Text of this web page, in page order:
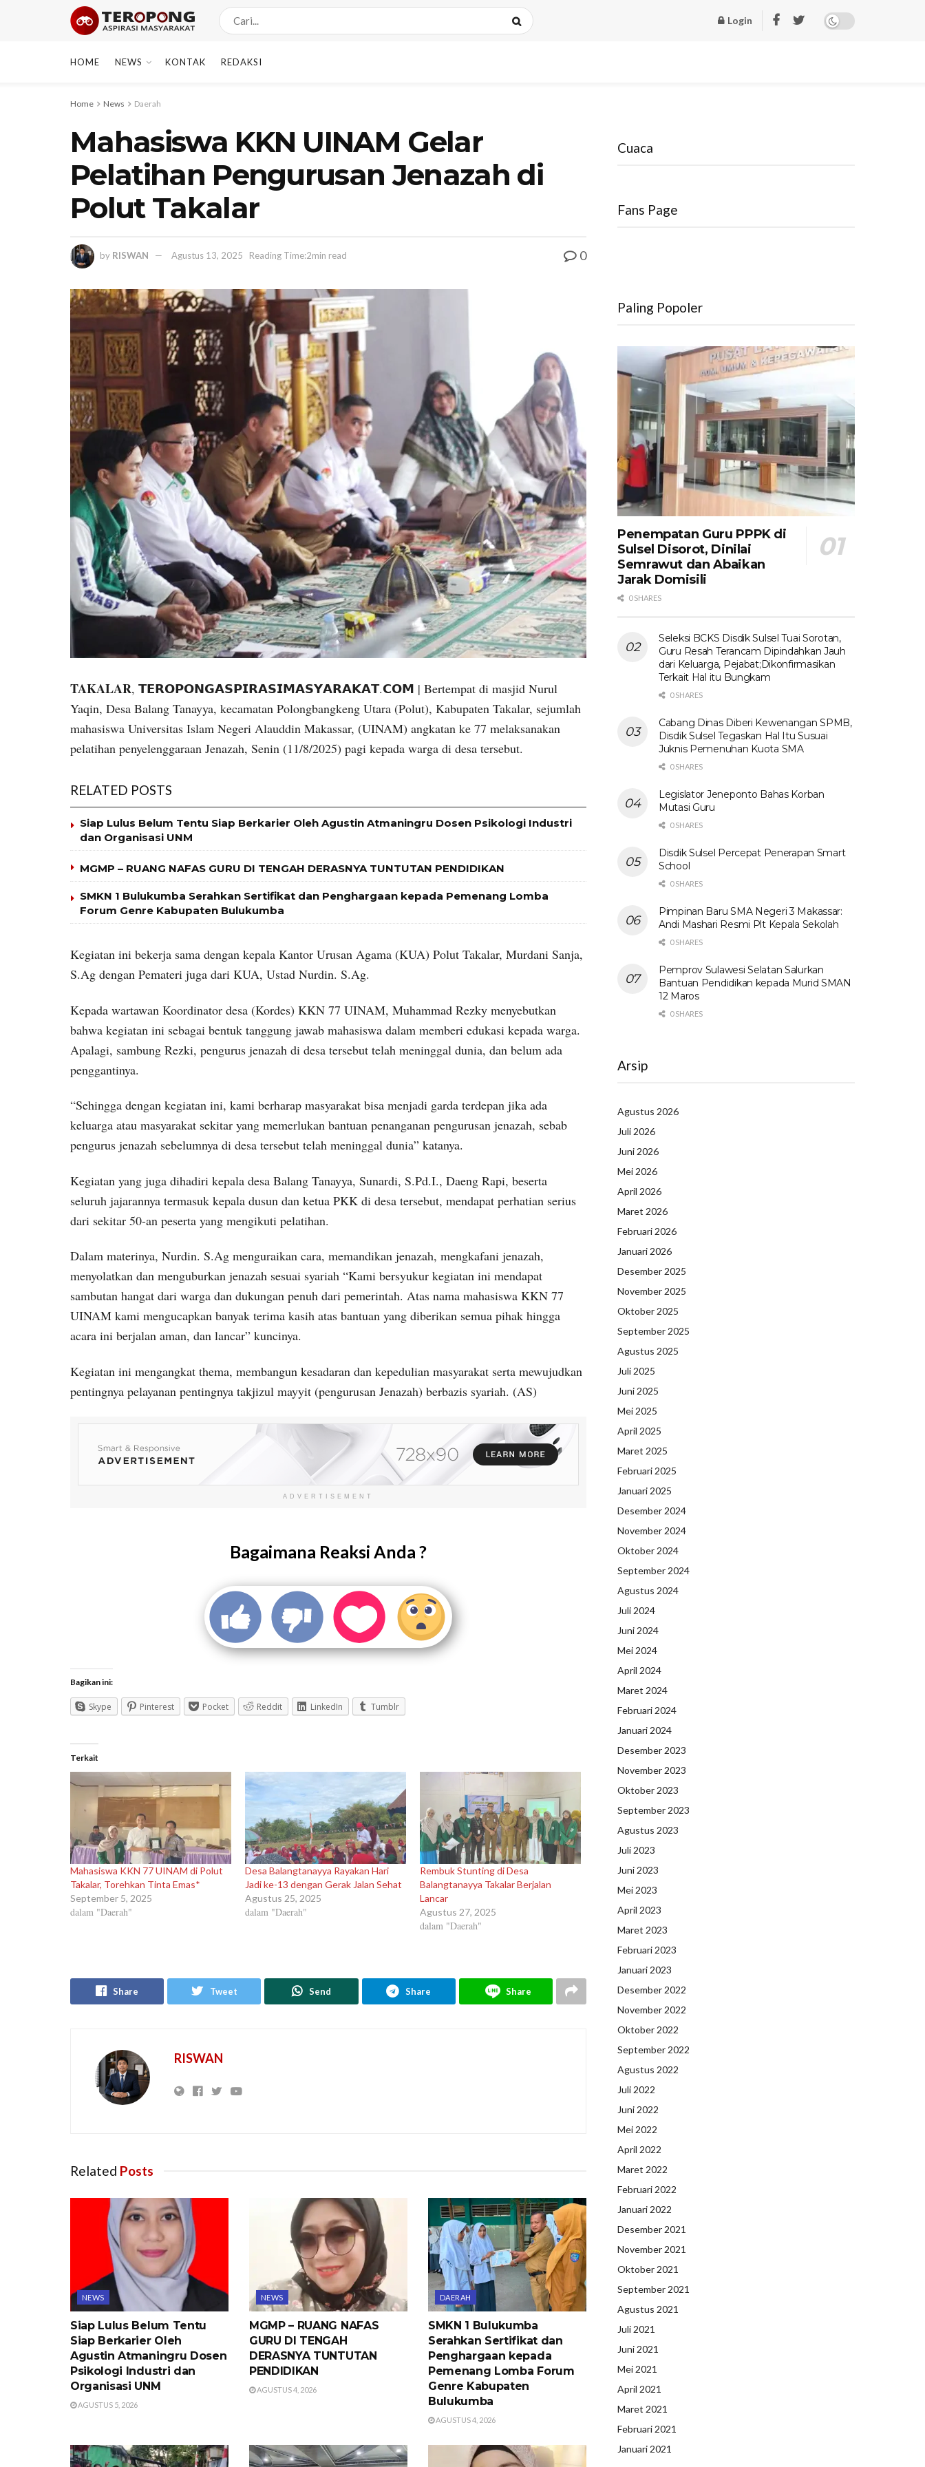
Login
HOME NEWS KONTAK REDAKSI
Home News Daerah
Mahasiswa KKN UINAM Gelar
Pelatihan Pengurusan Jenazah di
Polut Takalar
by RISWAN Agustus 13, 2025 Reading Time:2min read 0
TAKALAR, 𝗧𝗘𝗥𝗢𝗣𝗢𝗡𝗚𝗔𝗦𝗣𝗜𝗥𝗔𝗦𝗜𝗠𝗔𝗦𝗬𝗔𝗥𝗔𝗞𝗔𝗧.𝗖𝗢𝗠 | Bertempat di masjid Nurul
Yaqin, Desa Balang Tanayya, kecamatan Polongbangkeng Utara (Polut), Kabupaten Takalar, sejumlah
mahasiswa Universitas Islam Negeri Alauddin Makassar, (UINAM) angkatan ke 77 melaksanakan
pelatihan penyelenggaraan Jenazah, Senin (11/8/2025) pagi kepada warga di desa tersebut.
RELATED POSTS
Siap Lulus Belum Tentu Siap Berkarier Oleh Agustin Atmaningru Dosen Psikologi Industri
dan Organisasi UNM
MGMP – RUANG NAFAS GURU DI TENGAH DERASNYA TUNTUTAN PENDIDIKAN
SMKN 1 Bulukumba Serahkan Sertifikat dan Penghargaan kepada Pemenang Lomba
Forum Genre Kabupaten Bulukumba
Kegiatan ini bekerja sama dengan kepala Kantor Urusan Agama (KUA) Polut Takalar, Murdani Sanja,
S.Ag dengan Pemateri juga dari KUA, Ustad Nurdin. S.Ag.
Kepada wartawan Koordinator desa (Kordes) KKN 77 UINAM, Muhammad Rezky menyebutkan
bahwa kegiatan ini sebagai bentuk tanggung jawab mahasiswa dalam memberi edukasi kepada warga.
Apalagi, sambung Rezki, pengurus jenazah di desa tersebut telah meninggal dunia, dan belum ada
penggantinya.
“Sehingga dengan kegiatan ini, kami berharap masyarakat bisa menjadi garda terdepan jika ada
keluarga atau masyarakat sekitar yang memerlukan bantuan penanganan pengurusan jenazah, sebab
pengurus jenazah sebelumnya di desa tersebut telah meninggal dunia” katanya.
Kegiatan yang juga dihadiri kepala desa Balang Tanayya, Sunardi, S.Pd.I., Daeng Rapi, beserta
seluruh jajarannya termasuk kepala dusun dan ketua PKK di desa tersebut, mendapat perhatian serius
dari sekitar 50-an peserta yang mengikuti pelatihan.
Dalam materinya, Nurdin. S.Ag menguraikan cara, memandikan jenazah, mengkafani jenazah,
menyolatkan dan menguburkan jenazah sesuai syariah “Kami bersyukur kegiatan ini mendapat
sambutan hangat dari warga dan dukungan penuh dari pemerintah. Atas nama mahasiswa KKN 77
UINAM kami mengucapkan banyak terima kasih atas bantuan yang diberikan semua pihak hingga
acara ini berjalan aman, dan lancar” kuncinya.
Kegiatan ini mengangkat thema, membangun kesadaran dan kepedulian masyarakat serta mewujudkan
pentingnya pelayanan pentingnya takjizul mayyit (pengurusan Jenazah) berbazis syariah. (AS)
ADVERTISEMENT
Bagaimana Reaksi Anda ?
Bagikan ini:
Skype Pinterest Pocket Reddit LinkedIn Tumblr
Terkait
Mahasiswa KKN 77 UINAM di Polut
Takalar, Torehkan Tinta Emas*
September 5, 2025
dalam "Daerah"
Desa Balangtanayya Rayakan Hari
Jadi ke-13 dengan Gerak Jalan Sehat
Agustus 25, 2025
dalam "Daerah"
Rembuk Stunting di Desa
Balangtanayya Takalar Berjalan
Lancar
Agustus 27, 2025
dalam "Daerah"
Share Tweet Send Share Share
RISWAN
Related Posts
NEWS
Siap Lulus Belum Tentu
Siap Berkarier Oleh
Agustin Atmaningru Dosen
Psikologi Industri dan
Organisasi UNM
AGUSTUS 5, 2026
NEWS
MGMP – RUANG NAFAS
GURU DI TENGAH
DERASNYA TUNTUTAN
PENDIDIKAN
AGUSTUS 4, 2026
DAERAH
SMKN 1 Bulukumba
Serahkan Sertifikat dan
Penghargaan kepada
Pemenang Lomba Forum
Genre Kabupaten
Bulukumba
AGUSTUS 4, 2026
Cuaca
Fans Page
Paling Popoler
Penempatan Guru PPPK di
Sulsel Disorot, Dinilai
Semrawut dan Abaikan
Jarak Domisili
0 SHARES
Seleksi BCKS Disdik Sulsel Tuai Sorotan,
Guru Resah Terancam Dipindahkan Jauh
dari Keluarga, Pejabat;Dikonfirmasikan
Terkait Hal itu Bungkam
0 SHARES
Cabang Dinas Diberi Kewenangan SPMB,
Disdik Sulsel Tegaskan Hal Itu Susuai
Juknis Pemenuhan Kuota SMA
0 SHARES
Legislator Jeneponto Bahas Korban
Mutasi Guru
0 SHARES
Disdik Sulsel Percepat Penerapan Smart
School
0 SHARES
Pimpinan Baru SMA Negeri 3 Makassar:
Andi Mashari Resmi Plt Kepala Sekolah
0 SHARES
Pemprov Sulawesi Selatan Salurkan
Bantuan Pendidikan kepada Murid SMAN
12 Maros
0 SHARES
Arsip
Agustus 2026
Juli 2026
Juni 2026
Mei 2026
April 2026
Maret 2026
Februari 2026
Januari 2026
Desember 2025
November 2025
Oktober 2025
September 2025
Agustus 2025
Juli 2025
Juni 2025
Mei 2025
April 2025
Maret 2025
Februari 2025
Januari 2025
Desember 2024
November 2024
Oktober 2024
September 2024
Agustus 2024
Juli 2024
Juni 2024
Mei 2024
April 2024
Maret 2024
Februari 2024
Januari 2024
Desember 2023
November 2023
Oktober 2023
September 2023
Agustus 2023
Juli 2023
Juni 2023
Mei 2023
April 2023
Maret 2023
Februari 2023
Januari 2023
Desember 2022
November 2022
Oktober 2022
September 2022
Agustus 2022
Juli 2022
Juni 2022
Mei 2022
April 2022
Maret 2022
Februari 2022
Januari 2022
Desember 2021
November 2021
Oktober 2021
September 2021
Agustus 2021
Juli 2021
Juni 2021
Mei 2021
April 2021
Maret 2021
Februari 2021
Januari 2021